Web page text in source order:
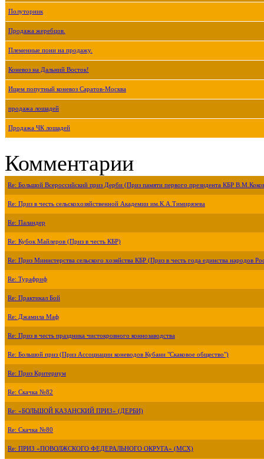
Полуторник
Продажа жеребцов.
Племенные пони на продажу.
Коневоз на Дальний Восток!
Ищем попутный коневоз Саратов-Москва
продажа лошадей
Продажа ЧК лошадей
Комментарии
Re: Большой Всероссийский приз Дерби (Приз памяти первого президента КБР
Re: Приз в честь сельскохозяйственной Академии им.К.А.Тимирязева
Re: Паландер
Re: Кубок Майлеров (Приз в честь КБР)
Re: Приз Министерства сельского хозяйства КБР (Приз в честь года единства народов
Re: Турафриф
Re: Практикал Бой
Re: Джамила Маф
Re: Приз в честь праздника чистокровного коннозаводства
Re: Большой приз (Приз Ассоциации коневодов Кубани "Скаковое общество")
Re: Приз Критериум
Re: Скачка №82
Re: «БОЛЬШОЙ КАЗАНСКИЙ ПРИЗ» (ДЕРБИ)
Re: Скачка №80
Re: ПРИЗ «ПОВОЛЖСКОГО ФЕДЕРАЛЬНОГО ОКРУГА» (МСХ)